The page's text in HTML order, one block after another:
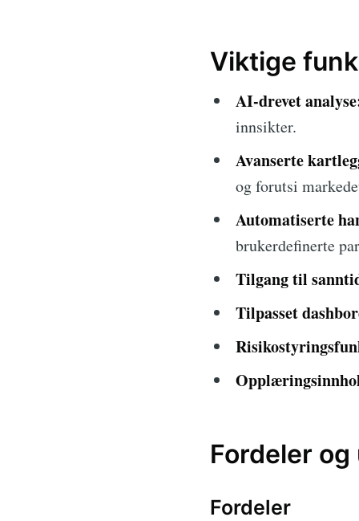
Viktige
AI-drevet
innsikter.
Avanserte
og forutsi
Automatiserte
brukerdefinerte
Tilgang til
Tilpasset
Fordeler
Fordeler